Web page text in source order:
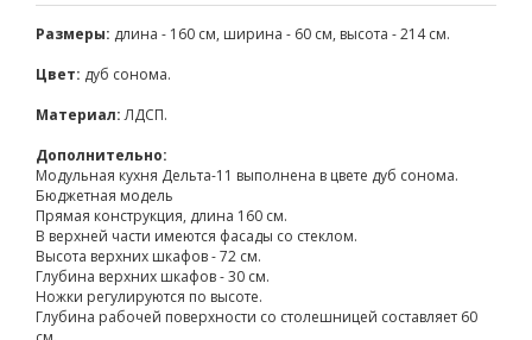
Размеры: длина - 160 см, ширина - 60 см, высота - 214 см.
Цвет: дуб сонома.
Материал:ЛДСП.
Дополнительно:
Модульная кухня Дельта-11 выполнена в цвете дуб сонома.
Бюджетная модель
Прямая конструкция, длина 160 см.
В верхней части имеются фасады со стеклом.
Высота верхних шкафов - 72 см.
Глубина верхних шкафов - 30 см.
Ножки регулируются по высоте.
Глубина рабочей поверхности со столешницей составляет 60